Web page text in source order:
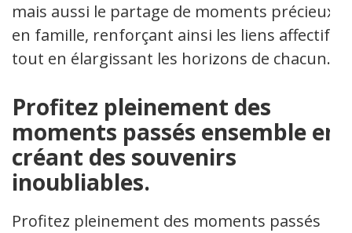
mais aussi le partage de moments précieux
en famille, renforçant ainsi les liens affectifs
tout en élargissant les horizons de chacun.
Profitez pleinement des
moments passés ensemble en
créant des souvenirs
inoubliables.
Profitez pleinement des moments passés